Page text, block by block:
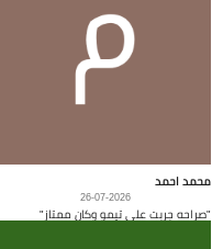
محمد احمد
26-07-2026
"صراحه جربت على تيمو وكان ممتاز"